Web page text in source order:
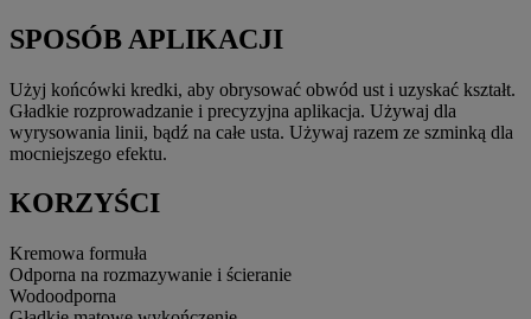
SPOSÓB APLIKACJI
Użyj końcówki kredki, aby obrysować obwód ust i uzyskać kształt.
Gładkie rozprowadzanie i precyzyjna aplikacja. Używaj dla
wyrysowania linii, bądź na całe usta. Używaj razem ze szminką dla
mocniejszego efektu.
KORZYŚCI
Kremowa formuła
Odporna na rozmazywanie i ścieranie
Wodoodporna